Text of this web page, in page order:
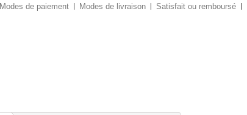
Modes de paiement Modes de livraison Satisfait ou remboursé